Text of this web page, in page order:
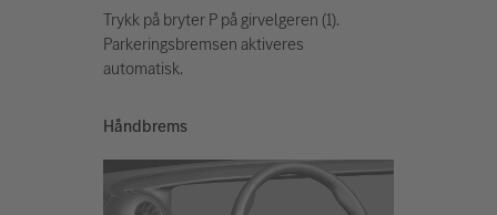
Trykk på bryter P på girvelgeren (1).
Parkeringsbremsen aktiveres
automatisk.
Håndbrems